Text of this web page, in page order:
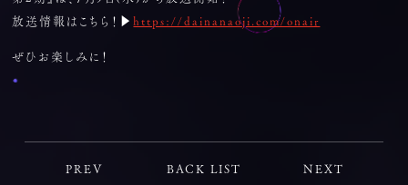
放送情報はこちら！▶ https://dainanaoji.com/onair
ぜひお楽しみに！
PREV BACK LIST NEXT